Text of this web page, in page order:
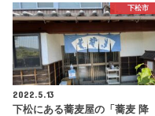
下松市
2022.5.13
下松にある蕎麦屋の「蕎麦 降